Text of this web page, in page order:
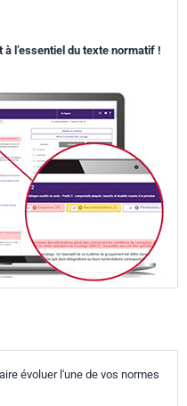
l’essentiel du texte normatif !
évoluer l'une de vos normes